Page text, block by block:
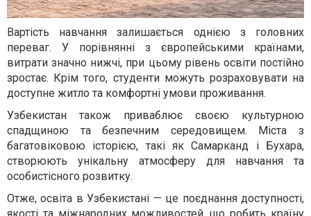
Вартість навчання залишається однією з головних
переваг. У порівнянні з європейськими країнами,
витрати значно нижчі, при цьому рівень освіти постійно
зростає. Крім того, студенти можуть розраховувати на
доступне житло та комфортні умови проживання.
Узбекистан також приваблює своєю культурною
спадщиною та безпечним середовищем. Міста з
багатовіковою історією, такі як Самарканд і Бухара,
створюють унікальну атмосферу для навчання та
особистісного розвитку.
Отже, освіта в Узбекистані — це поєднання доступності,